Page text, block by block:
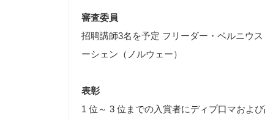
審査委員
招聘講師3名を予定 フリーダー・ベルニウ
ーシェン（ノルウェー）
表彰
1 位～ 3 位までの入賞者にディプ口マおよ